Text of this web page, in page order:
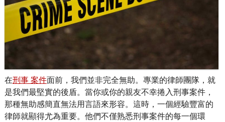
在刑事 案件面前，我們並非完全無助。專業的律師團隊，就
是我們最堅實的後盾。當你或你的親友不幸捲入刑事案件，
那種無助感簡直無法用言語來形容。這時，一個經驗豐富的
律師就顯得尤為重要。他們不僅熟悉刑事案件的每一個環